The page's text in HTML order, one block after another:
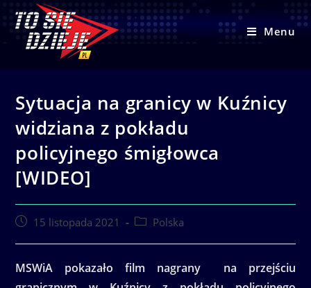
content
Menu
Sytuacja na granicy w Kuźnicy
widziana z pokładu
policyjnego śmigłowca
[WIDEO]
Post15 listopada 2021
PostPolska
MSWiA pokazało film nagrany na przejściu